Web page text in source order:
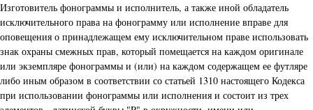
Изготовитель фонограммы и исполнитель, а также иной обладатель
исключительного права на фонограмму или исполнение вправе для
оповещения о принадлежащем ему исключительном праве использовать
знак охраны смежных прав, который помещается на каждом оригинале
или экземпляре фонограммы и (или) на каждом содержащем ее футляре
либо иным образом в соответствии со статьей 1310 настоящего Кодекса
при использовании фонограммы или исполнения и состоит из трех